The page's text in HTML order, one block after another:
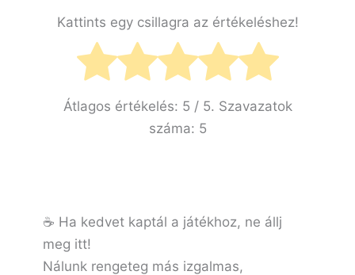
Kattints egy csillagra az értékeléshez!
Átlagos értékelés: 5 / 5. Szavazatok
száma: 5
☕ Ha kedvet kaptál a játékhoz, ne állj
meg itt!
Nálunk rengeteg más izgalmas,